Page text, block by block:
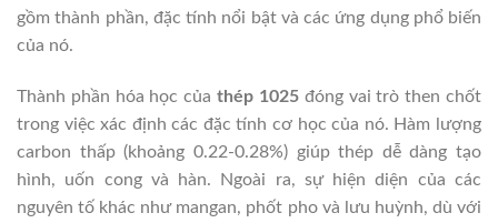
gồm thành phần, đặc tính nổi bật và các ứng dụng phổ biến
của nó.
Thành phần hóa học củathép 1025đóng vai trò then chốt
trong việc xác định các đặc tính cơ học của nó. Hàm lượng
carbon thấp (khoảng 0.22-0.28%) giúp thép dễ dàng tạo
hình, uốn cong và hàn. Ngoài ra, sự hiện diện của các
nguyên tố khác như mangan, phốt pho và lưu huỳnh, dù với